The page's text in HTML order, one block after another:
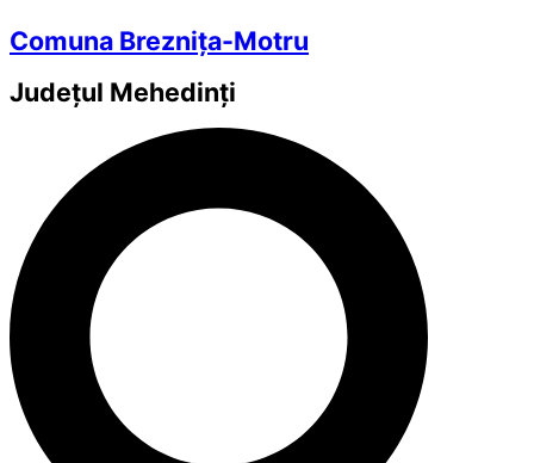
Comuna Breznița-Motru
Județul Mehedinți